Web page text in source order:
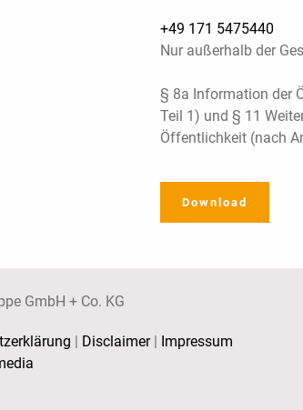
+49 171 5475440
Nur außerhalb der
§ 8a Information der
Teil 1) und § 11
Öffentlichkeit (nach
Download
GmbH + Co. KG
| Disclaimer| Impressum